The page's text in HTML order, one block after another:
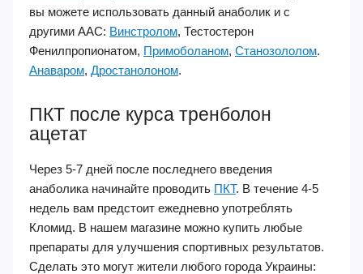
вы можете использовать данный анаболик и с
другими ААС: Винстролом, Тестостерон
Фенилпропионатом, Примоболаном, Станозололом.
Анаваром, Дростанолоном.
ПКТ после курса тренболон
ацетат
Через 5-7 дней после последнего введения
анаболика начинайте проводить ПКТ. В течение 4-5
недель вам предстоит ежедневно употреблять
Кломид. В нашем магазине можно купить любые
препараты для улучшения спортивных результатов.
Сделать это могут жители любого города Украины: